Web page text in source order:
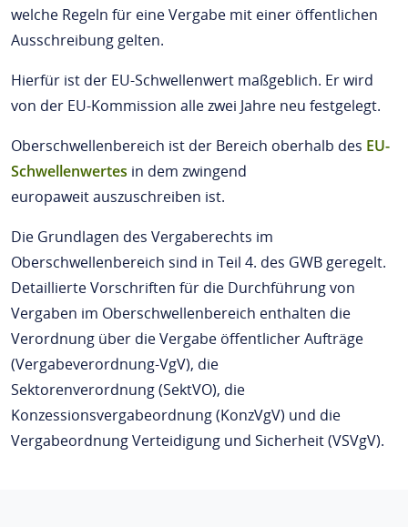
welche Regeln für eine Vergabe mit einer öffentlichen
Ausschreibung gelten.
Hierfür ist der EU-Schwellenwert maßgeblich. Er wird
von der EU-Kommission alle zwei Jahre neu festgelegt.
Oberschwellenbereich ist der Bereich oberhalb des EU-
Schwellenwertes in dem zwingend
europaweit auszuschreiben ist.
Die Grundlagen des Vergaberechts im
Oberschwellenbereich sind in Teil 4. des GWB geregelt.
Detaillierte Vorschriften für die Durchführung von
Vergaben im Oberschwellenbereich enthalten die
Verordnung über die Vergabe öffentlicher Aufträge
(Vergabeverordnung-VgV), die
Sektorenverordnung (SektVO), die
Konzessionsvergabeordnung (KonzVgV) und die
Vergabeordnung Verteidigung und Sicherheit (VSVgV).